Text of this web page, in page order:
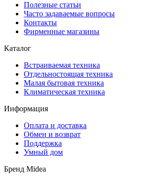
Полезные статьи
Часто задаваемые вопросы
Контакты
Фирменные магазины
Каталог
Встраиваемая техника
Отдельностоящая техника
Малая бытовая техника
Климатическая техника
Информация
Оплата и доставка
Обмен и возврат
Поддержка
Умный дом
Бренд Midea